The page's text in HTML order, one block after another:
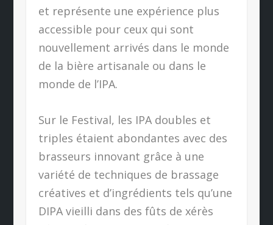
et représente une expérience plus
accessible pour ceux qui sont
nouvellement arrivés dans le monde
de la bière artisanale ou dans le
monde de l’IPA.
Sur le Festival, les IPA doubles et
triples étaient abondantes avec des
brasseurs innovant grâce à une
variété de techniques de brassage
créatives et d’ingrédients tels qu’une
DIPA vieilli dans des fûts de xérès